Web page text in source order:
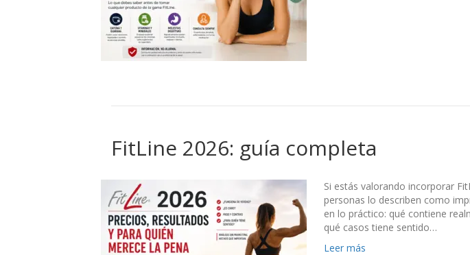
FitLine 2026: guía completa
Si estás valorando incorporar
personas lo describen como
en lo práctico: qué contiene
qué casos tiene sentido…
Leer más